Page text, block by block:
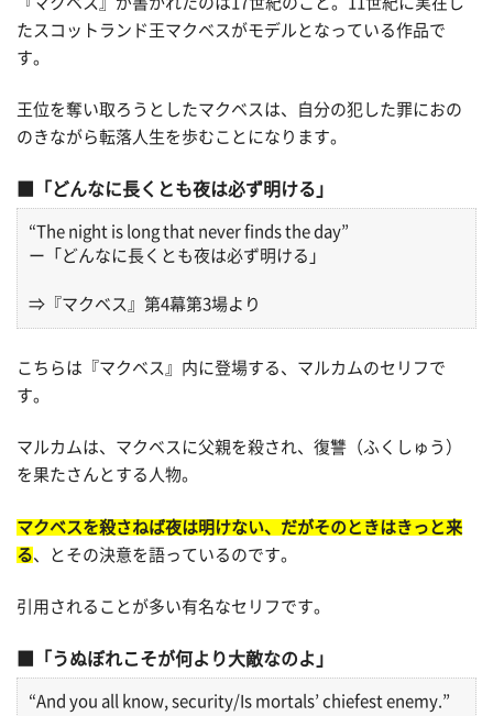
たスコットランド王マクベスがモデルとなっている作品で
す。
王位を奪い取ろうとしたマクベスは、自分の犯した罪におの
のきながら転落人生を歩むことになります。
「どんなに長くとも夜は必ず明ける」
“The night is long that never finds the day”
ー「どんなに長くとも夜は必ず明ける」
⇒『マクベス』第4幕第3場より
こちらは『マクベス』内に登場する、マルカムのセリフで
す。
マルカムは、マクベスに父親を殺され、復讐（ふくしゅう）
を果たさんとする人物。
マクベスを殺さねば夜は明けない、だがそのときはきっと来
る、とその決意を語っているのです。
引用されることが多い有名なセリフです。
「うぬぼれこそが何より大敵なのよ」
“And you all know, security/Is mortals’ chiefest enemy.”